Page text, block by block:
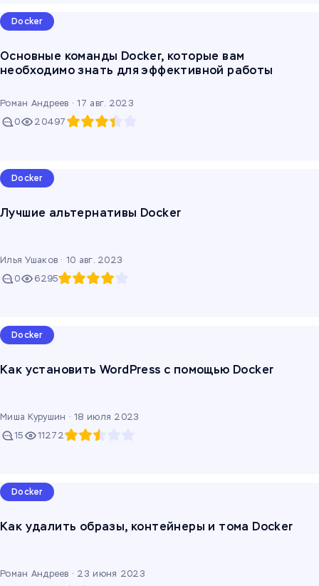
Docker
Основные команды Docker, которые вам
необходимо знать для эффективной работы
Роман Андреев ·17 авг. 2023
0
20497
Docker
Лучшие альтернативы Docker
Илья Ушаков · 10 авг. 2023
0
6295
Docker
Как установить WordPress с помощью Docker
Миша Курушин ·18 июля 2023
15
11272
Docker
Как удалить образы, контейнеры и тома Docker
Роман Андреев · 23 июня 2023